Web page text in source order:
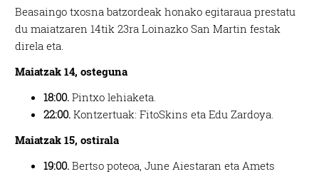
Beasaingo txosna batzordeak honako egitaraua prestatu
du maiatzaren 14tik 23ra Loinazko San Martin festak
direla eta.
Maiatzak 14, osteguna
18:00. Pintxo lehiaketa.
22:00. Kontzertuak: FitoSkins eta Edu Zardoya.
Maiatzak 15, ostirala
19:00. Bertso poteoa, June Aiestaran eta Amets